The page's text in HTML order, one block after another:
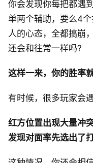
你会发现你每把都遇
单两个辅助，要么4
人的心态，全都搞崩
还会和往常一样吗?
这样一来，你的胜率
有时候，很多玩家会
红方位置出现大量冲
发现对面率先选出了